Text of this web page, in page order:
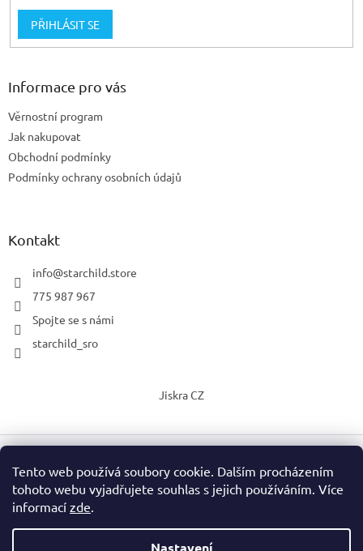
Tento web používá soubory cookie. Dalším procházením
tohoto webu vyjadřujete souhlas s jejich používáním. Více
informací zde.
Nastavení
PŘIHLÁSIT SE
Informace pro vás
Věrnostní program
Jak nakupovat
Obchodní podmínky
Podmínky ochrany osobních údajů
Kontakt
info@starchild.store
775 987 967
Spojte se s námi
starchild_sro
Jiskra CZ
Vytvořil Shoptet
Upravit nastavení cookies